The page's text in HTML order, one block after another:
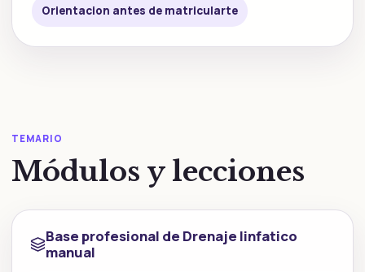
Orientacion antes de matricularte
TEMARIO
Módulos y lecciones
Base profesional de Drenaje linfatico
manual